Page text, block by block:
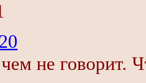
не говорит.